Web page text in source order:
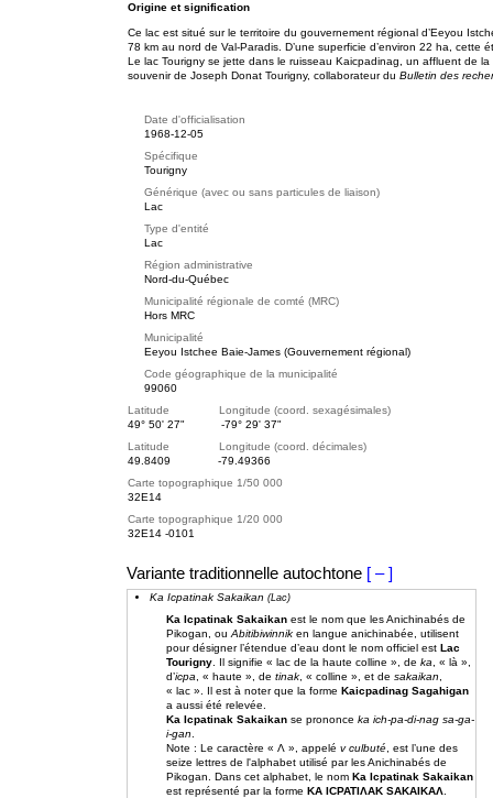
Origine et signification
Ce lac est situé sur le territoire du gouvernement régional d’Eeyou
78 km au nord de Val-Paradis. D’une superficie d’environ 22 ha, cette
Le lac Tourigny se jette dans le ruisseau Kaicpadinag, un affluent de
souvenir de Joseph Donat Tourigny, collaborateur du Bulletin des
Date d'officialisation
1968-12-05
Spécifique
Tourigny
Générique (avec ou sans particules de liaison)
Lac
Type d'entité
Lac
Région administrative
Nord-du-Québec
Municipalité régionale de comté (MRC)
Hors MRC
Municipalité
Eeyou Istchee Baie-James (Gouvernement régional)
Code géographique de la municipalité
99060
Latitude Longitude (coord. sexagésimales)
49° 50' 27"
-79° 29' 37"
Latitude Longitude (coord. décimales)
49.8409
-79.49366
Carte topographique 1/50 000
32E14
Carte topographique 1/20 000
32E14 -0101
Variante traditionnelle autochtone [ – ]
Ka Icpatinak Sakaikan (Lac)
Ka Icpatinak Sakaikan est le nom que les Anichinabés de
Pikogan, ou Abitibiwinnik en langue anichinabée, utilisent
pour désigner l’étendue d’eau dont le nom officiel est Lac
Tourigny . Il signifie « lac de la haute colline », de ka , « là »,
d’icpa , « haute », de tinak , « colline », et de sakaikan
« lac ». Il est à noter que la forme Kaicpadinag Sagahigan
a aussi été relevée.
Ka Icpatinak Sakaikan se prononce ka ich-pa-di-nag sa-ga-
i-gan
Note : Le caractère « Ʌ », appelé v culbuté , est l’une des
seize lettres de l'alphabet utilisé par les Anichinabés de
Pikogan. Dans cet alphabet, le nom Ka Icpatinak Sakaikan
est représenté par la forme KA ICPATIɅAK SAKAIKAɅ